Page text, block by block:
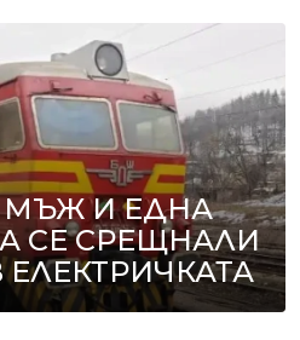
И ЕДНА
СЕ СРЕЩНАЛИ